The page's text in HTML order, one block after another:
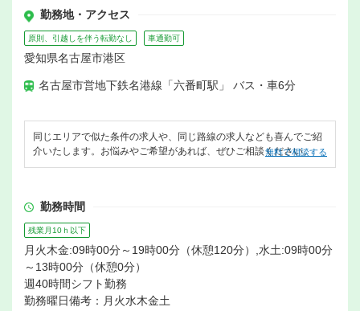
勤務地・アクセス
原則、引越しを伴う転勤なし 車通勤可
愛知県名古屋市港区
名古屋市営地下鉄名港線「六番町駅」 バス・車6分
同じエリアで似た条件の求人や、同じ路線の求人なども喜んでご紹
介いたします。お悩みやご希望があれば、ぜひご相談ください。
無料で相談する
勤務時間
残業月10ｈ以下
月火木金:09時00分～19時00分（休憩120分）,水土:09時00分
～13時00分（休憩0分）
週40時間シフト勤務
勤務曜日備考：月火水木金土